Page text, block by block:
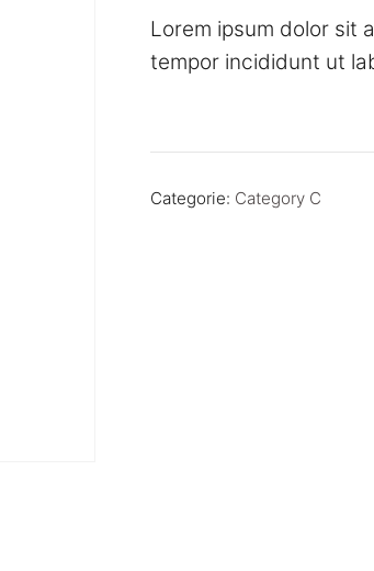
Lorem ipsum dolor sit
tempor incididunt ut
Categorie: Category C